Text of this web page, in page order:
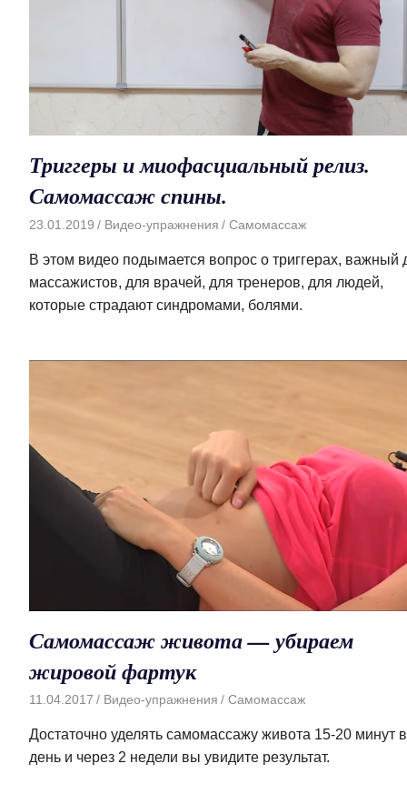
Триггеры и миофасциальный релиз.
Самомассаж спины.
23.01.2019 Видео-упражнения Самомассаж
В этом видео подымается вопрос о триггерах, важный
массажистов, для врачей, для тренеров, для людей,
которые страдают синдромами, болями.
Самомассаж живота — убираем
жировой фартук
11.04.2017 Видео-упражнения Самомассаж
Достаточно уделять самомассажу живота 15-20 минут в
день и через 2 недели вы увидите результат.